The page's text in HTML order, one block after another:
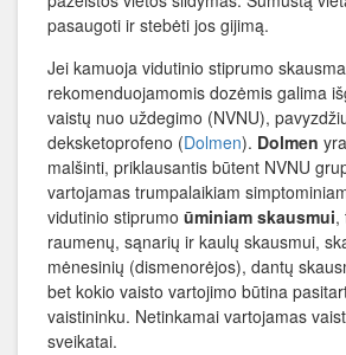
pasaugoti ir stebėti jos gijimą.
Jei kamuoja vidutinio stiprumo
rekomenduojamomis dozėmis galima
vaistų nuo uždegimo (NVNU),
deksketoprofeno (Dolmen). Dolmen
malšinti, priklausantis būtent NVNU
vartojamas trumpalaikiam
vidutinio stiprumo ūminiam skausmui,
raumenų, sąnarių ir kaulų skausmui,
mėnesinių (dismenorėjos), dantų
bet kokio vaisto vartojimo būtina
vaistininku. Netinkamai vartojamas
sveikatai.